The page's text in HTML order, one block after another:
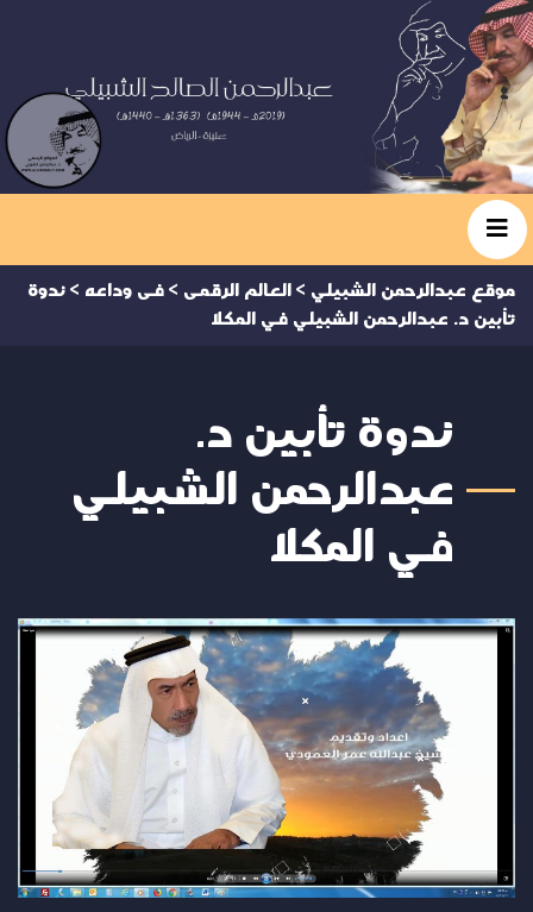
موقع عبدالرحمن الشبيلي > العالم الرقمى > فى وداعه > ندوة
تأبين د. عبدالرحمن الشبيلي في المكلا
ندوة تأبين د.
عبدالرحمن الشبيلي
في المكلا